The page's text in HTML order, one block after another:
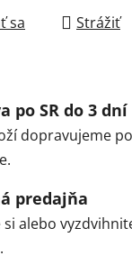
sa
Strážiť
po SR do 3 dní
dopravujeme
predajňa
si alebo